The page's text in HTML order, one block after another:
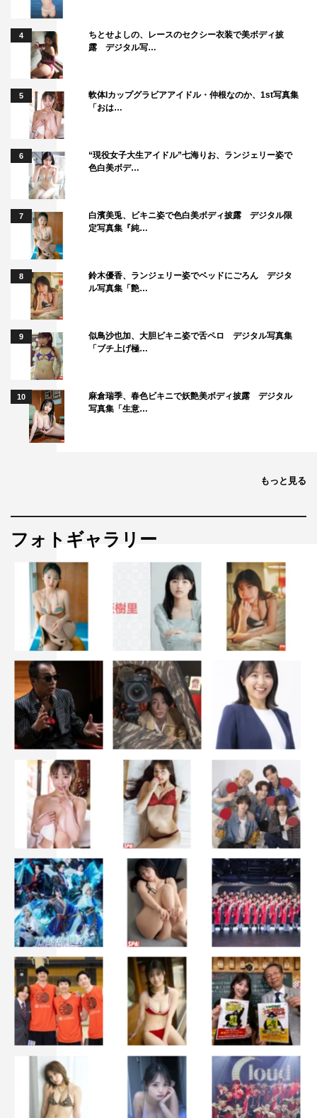
4
ちとせよしの、レースのセクシー衣装で美ボディ披
露 デジタル写…
5
軟体Iカップグラビアアイドル・仲根なのか、1st写真集
「おは…
6
“現役女子大生アイドル”七海りお、ランジェリー姿で
色白美ボデ…
7
白濱美兎、ビキニ姿で色白美ボディ披露 デジタル限
定写真集『純…
8
鈴木優香、ランジェリー姿でベッドにごろん デジタ
ル写真集「艶…
9
似鳥沙也加、大胆ビキニ姿で舌ペロ デジタル写真集
「ブチ上げ極…
10
麻倉瑞季、春色ビキニで妖艶美ボディ披露 デジタル
写真集「生意…
もっと見る
フォトギャラリー